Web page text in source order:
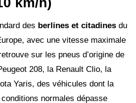
des berlines et citadines du
avec une vitesse maximale
sur les pneus d’origine de
208, la Renault Clio, la
Yaris, des véhicules dont la
normales dépasse